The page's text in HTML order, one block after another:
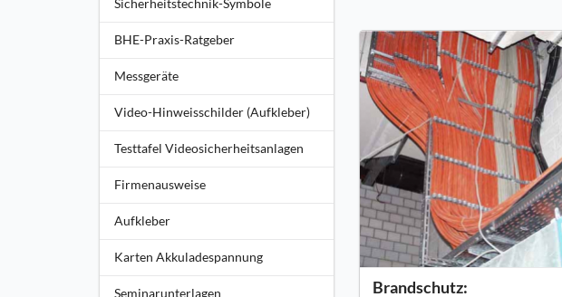
Sicherheitstechnik-Symbole
BHE-Praxis-Ratgeber
Messgeräte
Video-Hinweisschilder (Aufkleber)
Testtafel Videosicherheitsanlagen
Firmenausweise
Aufkleber
Karten Akkuladespannung
Seminarunterlagen
Brandschutz: